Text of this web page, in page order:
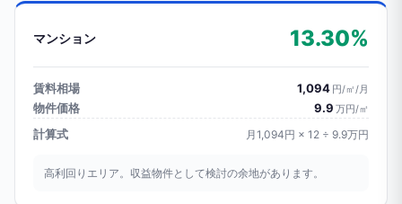
マンション 13.30%
賃料相場 1,094 円/㎡/月
物件価格 9.9 万円/㎡
計算式 月1,094円 × 12 ÷ 9.9万円
高利回りエリア。収益物件として検討の余地があります。